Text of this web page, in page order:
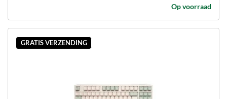
Op voorraad
GRATIS VERZENDING